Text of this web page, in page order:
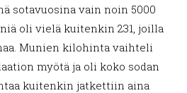
sotavuosina vain noin 5000
oli vielä kuitenkin 231, joilla
Munien kilohinta vaihteli
myötä ja oli koko sodan
kuitenkin jatkettiin aina